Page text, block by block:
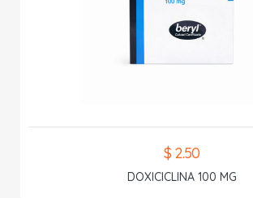
$ 2.50
DOXICICLINA 100 MG